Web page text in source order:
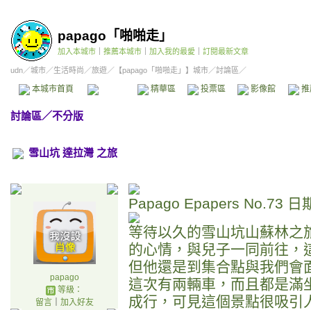
papago「啪啪走」
加入本城市 推薦本城市 加入我的最愛 訂閱最新文章
udn／城市／生活時尚 ／旅遊／ 【papago「啪啪走」】城市／討論區／
本城市首頁 精華區 投票區 影像館
討論區／不分版
雪山坑 達拉灣 之旅
papago
等級：
留言｜ 加入好友
Papago Epapers No.73 日
等待以久的雪山坑山蘇林之
的心情，與兒子一同前往，
但他還是到集合點與我們會
這次有兩輛車，而且都是滿
成行，可見這個景點很吸引